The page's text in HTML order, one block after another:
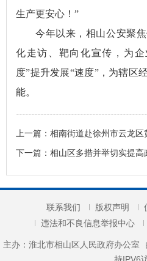
生产更安心！”
今年以来，相山公安聚
化走访、靶向化宣传，为
度”提升发展“速度”，为辖区
能。
上一篇： 相南街道赴徐州市云龙
下一篇： 相山区多措并举切实提高
联系我们 版权声明
违法和不良信息举报中心
主办：淮北市相山区人民政府办公室